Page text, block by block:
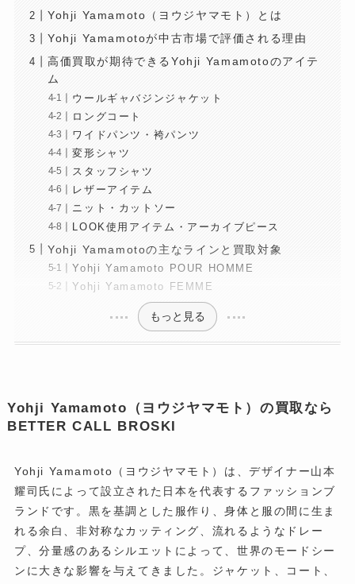
Yohji Yamamoto（ヨウジヤマモト）とは
Yohji Yamamotoが中古市場で評価される理由
高価買取が期待できるYohji Yamamotoのアイテ
ム
ウールギャバジンジャケット
ロングコート
ワイドパンツ・袴パンツ
変形シャツ
スタッフシャツ
レザーアイテム
ニット・カットソー
LOOK使用アイテム・アーカイブピース
Yohji Yamamotoの主なラインと買取対象
Yohji Yamamoto POUR HOMME
Yohji Yamamoto FEMME
もっと見る
Yohji Yamamoto（ヨウジヤマモト）の買取なら
BETTER CALL BROSKI
Yohji Yamamoto（ヨウジヤマモト）は、デザイナー山本
耀司氏によって設立された日本を代表するファッションブ
ランドです。黒を基調とした服作り、身体と服の間に生ま
れる余白、非対称なカッティング、流れるようなドレー
プ、分量感のあるシルエットによって、世界のモードシー
ンに大きな影響を与えてきました。ジャケット、コート、